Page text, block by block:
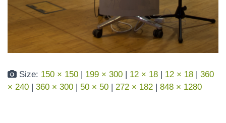
Size: 150 × 150 | 199 × 300 | 12 × 18 | 12 × 18 | 360
× 240 | 360 × 300 | 50 × 50 | 272 × 182 | 848 × 1280